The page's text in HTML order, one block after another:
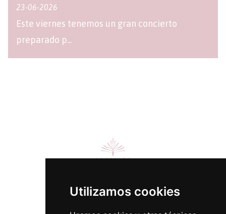
Utilizamos cookies
23-06-2026
Este viernes tenemos un gran concierto
preparado p...